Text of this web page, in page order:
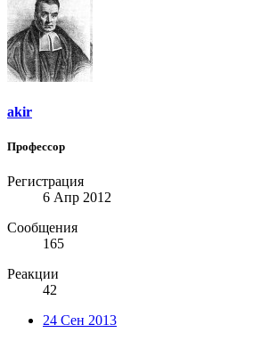
akir
Профессор
Регистрация
6 Апр 2012
Сообщения
165
Реакции
42
24 Сен 2013